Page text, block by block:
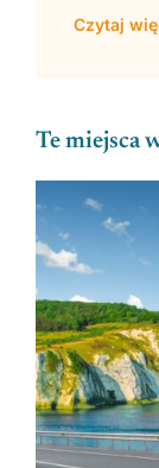
Czytaj
Te miejsca